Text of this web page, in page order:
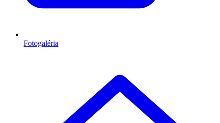
Fotogaléria